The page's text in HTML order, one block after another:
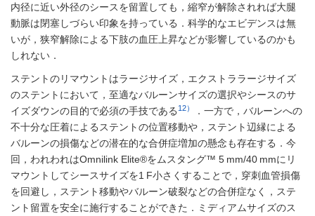
内径に近い外径のシースを留置しても，縮窄が解除されれば大腿
動脈は閉塞しづらい印象を持っている．科学的なエビデンスは無
いが，狭窄解除による下肢の血圧上昇などが影響しているのかも
しれない．
ステントのリマウントはラージサイズ，エクストララージサイズ
のステントにおいて，至適なバルーンサイズの選択やシースのサ
イズダウンの目的で必須の手技である 12）
．一方で，バルーンへの
不十分な圧着によるステントの位置移動や，ステント辺縁による
バルーンの損傷などの潜在的な合併症増加の懸念も存在する．今
回，われわれはOmnilink Elite®をムスタング™ 5 mm/40 mmにリ
マウントしてシースサイズを1 F小さくすることで，穿刺血管損傷
を回避し，ステント移動やバルーン破裂などの合併症なく，ステ
ント留置を安全に施行することができた．ミディアムサイズのス